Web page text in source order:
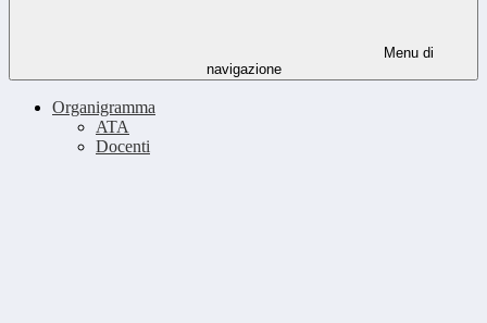
Menu di
navigazione
Organigramma
ATA
Docenti